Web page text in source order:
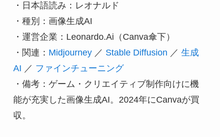
・日本語読み：レオナルド
・種別：画像生成AI
・運営企業：Leonardo.Ai（Canva傘下）
・関連： Midjourney ／ Stable Diffusion ／ 生成
AI ／ ファインチューニング
・備考：ゲーム・クリエイティブ制作向けに機
能が充実した画像生成AI。2024年にCanvaが買
収。